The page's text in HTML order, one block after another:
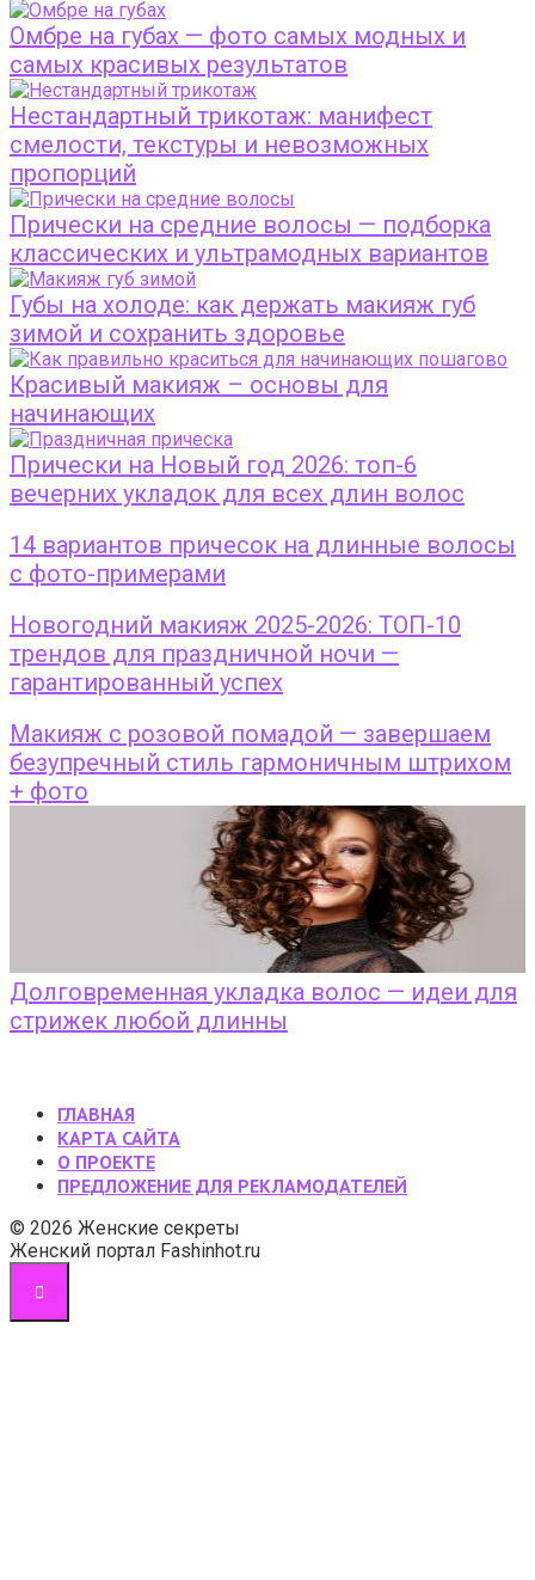
Омбре на губах — фото самых модных и
самых красивых результатов
Нестандартный трикотаж: манифест
смелости, текстуры и невозможных
пропорций
Прически на средние волосы — подборка
классических и ультрамодных вариантов
Губы на холоде: как держать макияж губ
зимой и сохранить здоровье
Красивый макияж – основы для
начинающих
Прически на Новый год 2026: топ-6
вечерних укладок для всех длин волос
14 вариантов причесок на длинные волосы
с фото-примерами
Новогодний макияж 2025-2026: ТОП-10
трендов для праздничной ночи —
гарантированный успех
Макияж с розовой помадой — завершаем
безупречный стиль гармоничным штрихом
+ фото
Долговременная укладка волос — идеи для
стрижек любой длинны
ГЛАВНАЯ
КАРТА САЙТА
О ПРОЕКТЕ
ПРЕДЛОЖЕНИЕ ДЛЯ РЕКЛАМОДАТЕЛЕЙ
© 2026 Женские секреты
Женский портал Fashinhot.ru